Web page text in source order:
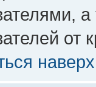
от
наверх